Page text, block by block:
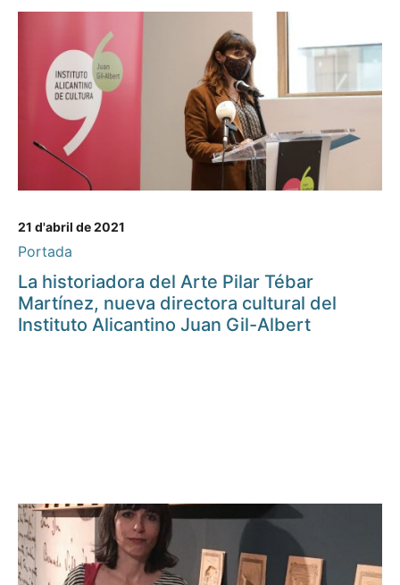
21 d'abril de 2021
Portada
La historiadora del Arte Pilar Tébar
Martínez, nueva directora cultural del
Instituto Alicantino Juan Gil-Albert